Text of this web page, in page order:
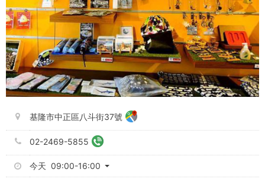
基隆市中正區八斗街37號
02-2469-5855
今天 09:00-16:00